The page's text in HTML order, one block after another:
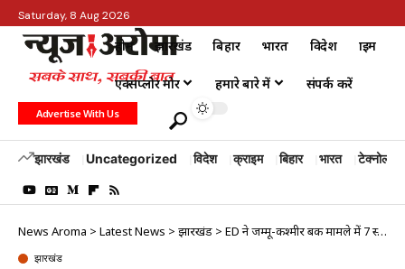
Saturday, 8 Aug 2026
होम झारखंड बिहार भारत विदेश क्राइम
एक्सप्लोर मोर हमारे बारे में संपर्क करें
Advertise With Us
झारखंड Uncategorized विदेश क्राइम बिहार भारत टेक्नोलॉजी
News Aroma > Latest News > झारखंड > ED ने जम्मू-कश्मीर बैंक मामले में 7 स्थानों पर ली तलाशी
झारखंड